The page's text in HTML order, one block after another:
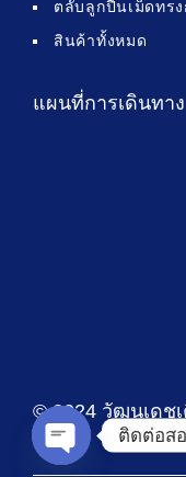
ตลับลูกปืนเม็ดทร
สินค้าทั้งหมด
แผนที่การเดินทาง
© 2024 วัฒนเดช
ติดต่อส